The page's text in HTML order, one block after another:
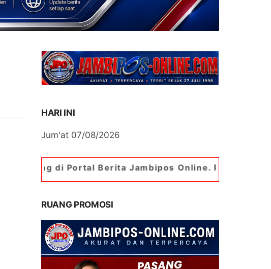
HARI INI
Jum'at 07/08/2026
Portal Berita Jambipos Online. Portal Berita Paling
RUANG PROMOSI